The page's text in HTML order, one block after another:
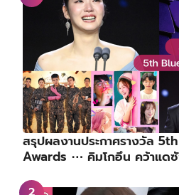
สรุปผลงานประกาศรางวัล
Awards ⋯ คิมโกอึน คว้าแด